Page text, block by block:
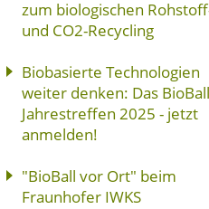
zum biologischen
und CO2-Recycling
Biobasierte Technologien
weiter denken: Das BioBall
Jahrestreffen 2025 - jetzt
anmelden!
"BioBall vor Ort" beim
Fraunhofer IWKS